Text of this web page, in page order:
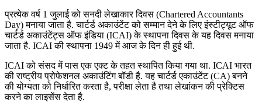
प्रत्येक वर्ष 1 जुलाई को सनदी लेखाकार दिवस (Chartered Accountants
Day) मनाया जाता है. चार्टर्ड अकाउंटेंट को सम्मान देने के लिए इंस्टीट्यूट ऑफ
चार्टर्ड अकाउंटेंट्स ऑफ इंडिया (ICAI) के स्थापना दिवस के यह दिवस मनाया
जाता है. ICAI की स्थापना 1949 में आज के दिन ही हुई थी.
ICAI को संसद में पास एक एक्ट के तहत स्थापित किया गया था. ICAI भारत
की राष्ट्रीय प्रोफेशनल अकाउंटिंग बॉडी है. यह चार्टर्ड एकाउंटेंट (CA) बनने
की योग्यता को निर्धारित करता है, परीक्षा लेता है तथा लेखांकन की प्रेक्टिस
करने का लाइसेंस देता है.